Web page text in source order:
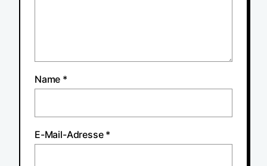
Name *
E-Mail-Adresse *